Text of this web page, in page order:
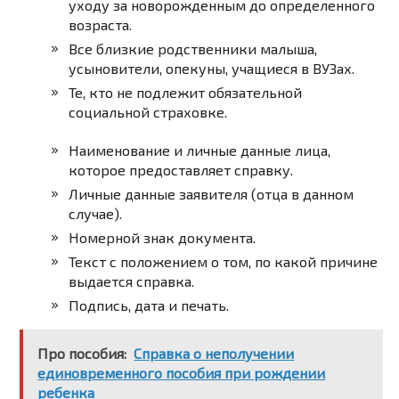
уходу за новорожденным до определенного
возраста.
Все близкие родственники малыша,
усыновители, опекуны, учащиеся в ВУЗах.
Те, кто не подлежит обязательной
социальной страховке.
Наименование и личные данные лица,
которое предоставляет справку.
Личные данные заявителя (отца в данном
случае).
Номерной знак документа.
Текст с положением о том, по какой причине
выдается справка.
Подпись, дата и печать.
Про пособия: Справка о неполучении
единовременного пособия при рождении
ребенка